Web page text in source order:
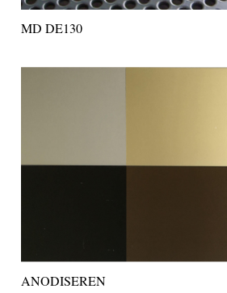
MD DE130
ANODISEREN